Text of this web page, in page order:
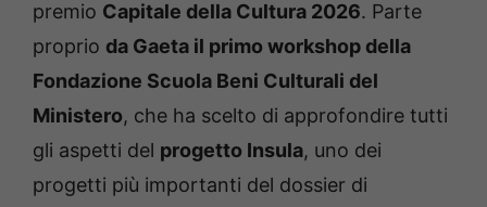
premio Capitale della Cultura 2026. Parte
proprio da Gaeta il primo workshop della
Fondazione Scuola Beni Culturali del
Ministero, che ha scelto di approfondire tutti
gli aspetti del progetto Insula, uno dei
progetti più importanti del dossier di